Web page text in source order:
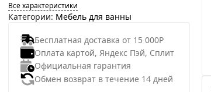
Все характеристики
Категории: Мебель для ванны
Бесплатная доставка от 15 000Р
Оплата картой, Яндекс Пэй, Сплит
Официальная гарантия
Обмен возврат в течение 14 дней